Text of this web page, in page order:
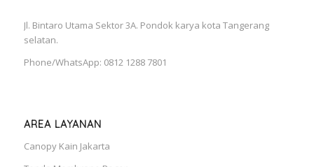
Jl. Bintaro Utama Sektor 3A. Pondok karya kota Tangerang
selatan.
Phone/WhatsApp: 0812 1288 7801
AREA LAYANAN
Canopy Kain Jakarta